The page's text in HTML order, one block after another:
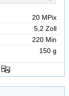
20 MPix
5,2 Zoll
220 Min
150 g